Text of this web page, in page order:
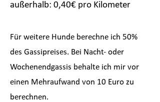
außerhalb: 0,40€ pro Kilometer
Für weitere Hunde berechne ich 50%
des Gassipreises. Bei Nacht- oder
Wochenendgassis behalte ich mir vor
einen Mehraufwand von 10 Euro zu
berechnen.